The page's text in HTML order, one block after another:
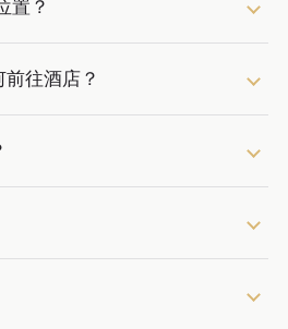
置？
往酒店？